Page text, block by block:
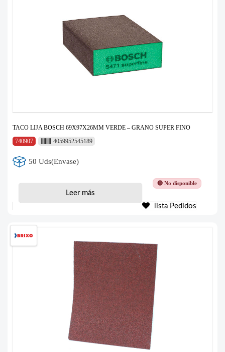
TACO LIJA BOSCH 69X97X26MM VERDE – GRANO SUPER FINO
740907
4059952545189
50 Uds(Envase)
🔴 No disponible
Leer más
lista Pedidos